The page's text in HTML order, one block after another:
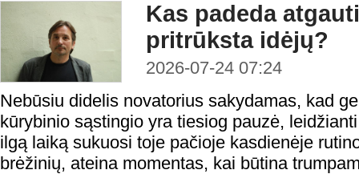
Kas padeda
pritrūksta idėjų?
2026-07-24 07:24
Nebūsiu didelis novatorius sakydamas, kad
kūrybinio sąstingio yra tiesiog pauzė,
ilgą laiką sukuosi toje pačioje kasdienėje
brėžinių, ateina momentas, kai būtina